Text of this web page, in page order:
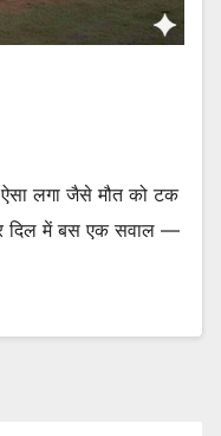
लगा जैसे मौत को टक
दिल में बस एक सवाल —